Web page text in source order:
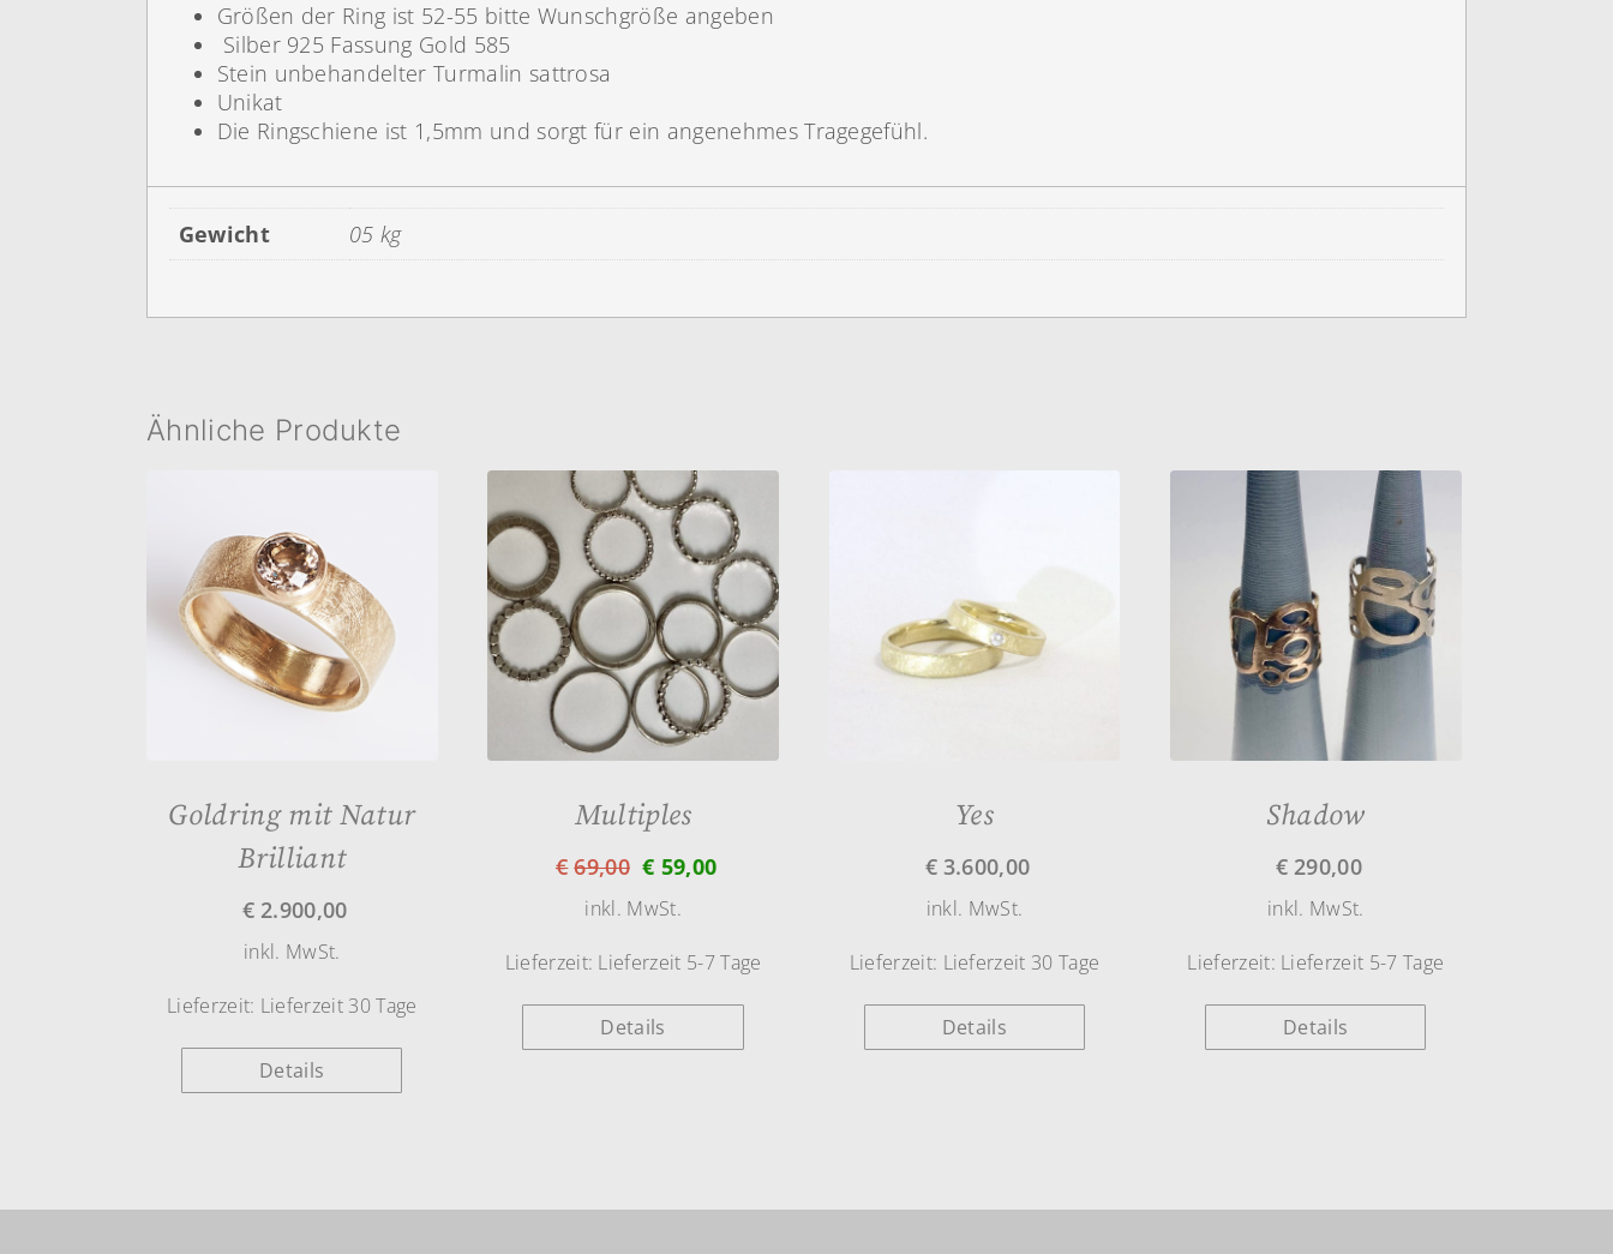
Größen der Ring ist 52-55 bitte Wunschgröße angeben
Silber 925 Fassung Gold 585
Stein unbehandelter Turmalin sattrosa
Unikat
Die Ringschiene ist 1,5mm und sorgt für ein angenehmes Tragegefühl.
Gewicht 05 kg
Ähnliche Produkte
Goldring mit Natur
Brilliant
€ 2.900,00
inkl. MwSt.
Lieferzeit: Lieferzeit 30 Tage
Details
Multiples
€ 69,00 € 59,00
inkl. MwSt.
Lieferzeit: Lieferzeit 5-7 Tage
Details
Yes
€ 3.600,00
inkl. MwSt.
Lieferzeit: Lieferzeit 30 Tage
Details
Shadow
€ 290,00
inkl. MwSt.
Lieferzeit: Lieferzeit 5-7 Tage
Details